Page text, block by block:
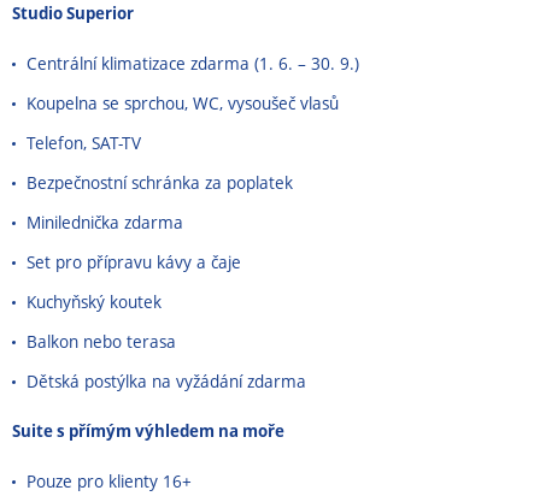
Studio Superior
Centrální klimatizace zdarma (1. 6. – 30. 9.)
Koupelna se sprchou, WC, vysoušeč vlasů
Telefon, SAT-TV
Bezpečnostní schránka za poplatek
Minilednička zdarma
Set pro přípravu kávy a čaje
Kuchyňský koutek
Balkon nebo terasa
Dětská postýlka na vyžádání zdarma
Suite s přímým výhledem na moře
Pouze pro klienty 16+